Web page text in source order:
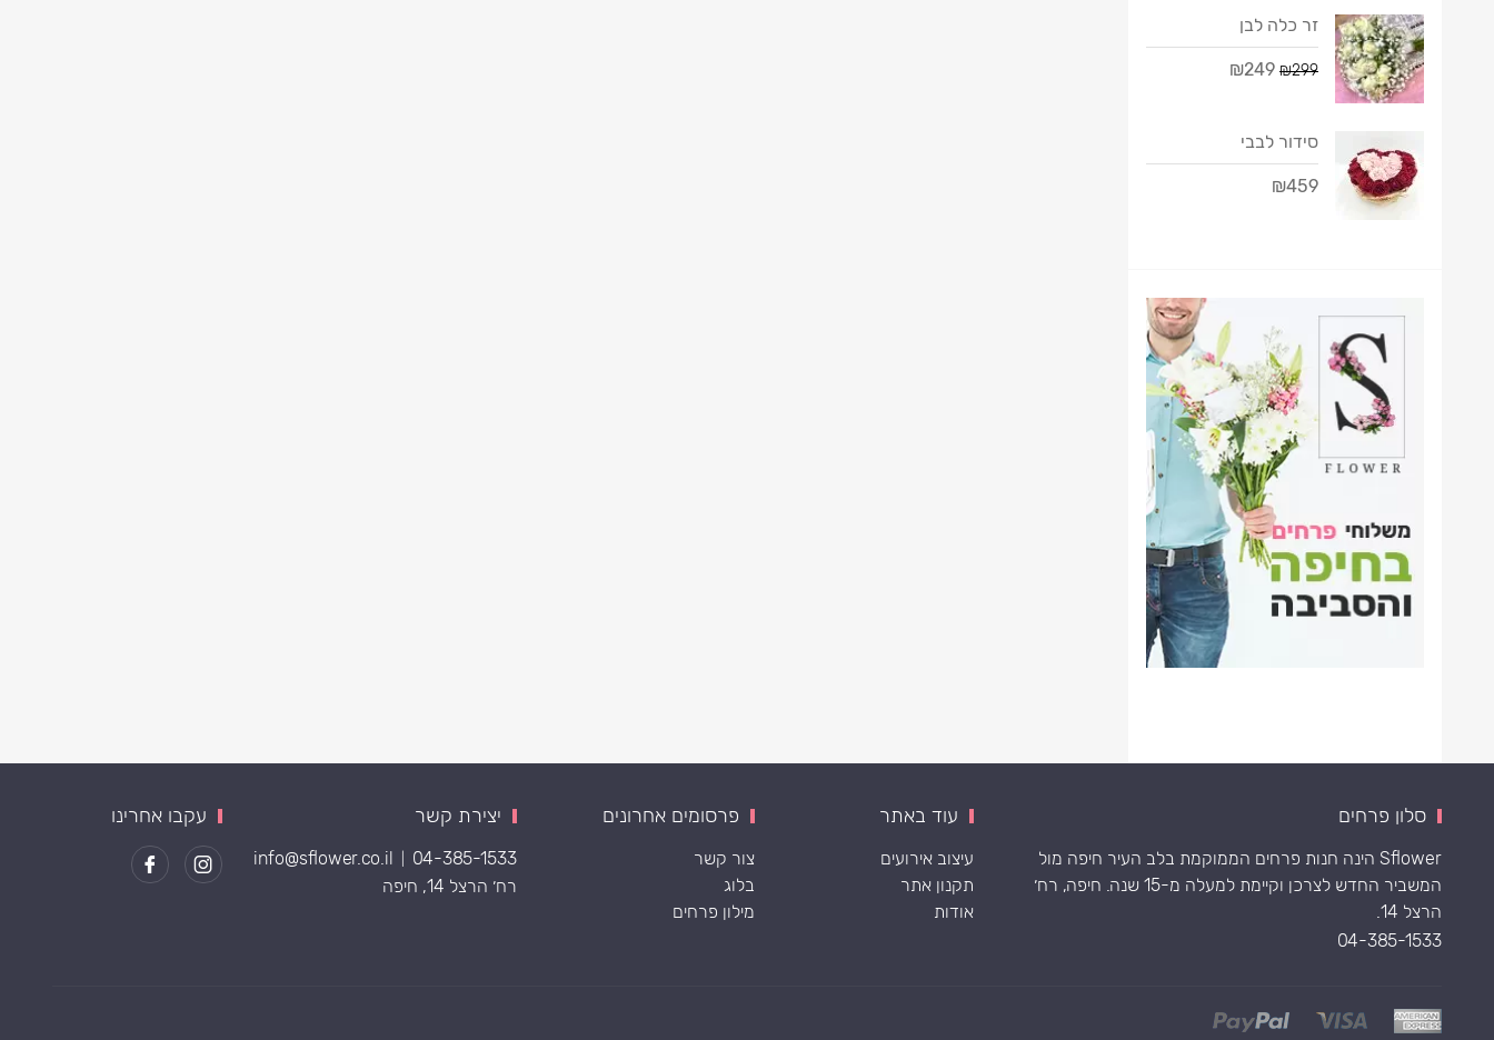
זר כלה לבן
₪299
₪249
סידור לבבי
₪459
סלון פרחים
Sflower הינה חנות פרחים הממוקמת בלב העיר חיפה מול
המשביר החדש לצרכן וקיימת למעלה מ-15 שנה. חיפה, רח׳
הרצל 14.
04-385-1533
עוד באתר
עיצוב אירועים
תקנון אתר
אודות
פרסומים אחרונים
צור קשר
בלוג
מילון פרחים
יצירת קשר
04-385-1533
info@sflower.co.il
רח׳ הרצל 14, חיפה
עקבו אחרינו